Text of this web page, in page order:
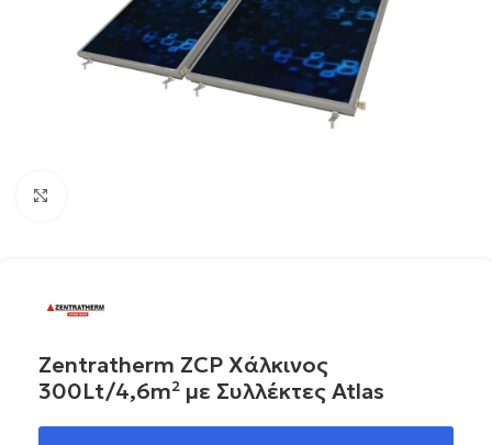
Zentratherm ZCP Χάλκινος
300Lt/4,6m² με Συλλέκτες Atlas